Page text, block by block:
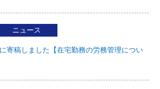
ニュース
寄稿しました【在宅勤務の労務管理につい